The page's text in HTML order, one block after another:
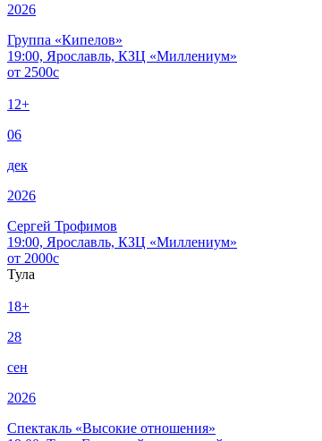
2026
Группа «Кипелов»
19:00, Ярославль, КЗЦ «Миллениум»
от 2500c
12+
06
дек
2026
Сергей Трофимов
19:00, Ярославль, КЗЦ «Миллениум»
от 2000c
Тула
18+
28
сен
2026
Спектакль «Высокие отношения»